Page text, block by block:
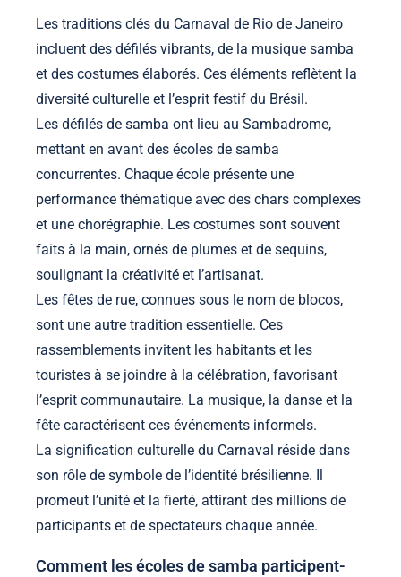
Les traditions clés du Carnaval de Rio de Janeiro
incluent des défilés vibrants, de la musique samba
et des costumes élaborés. Ces éléments reflètent la
diversité culturelle et l’esprit festif du Brésil.
Les défilés de samba ont lieu au Sambadrome,
mettant en avant des écoles de samba
concurrentes. Chaque école présente une
performance thématique avec des chars complexes
et une chorégraphie. Les costumes sont souvent
faits à la main, ornés de plumes et de sequins,
soulignant la créativité et l’artisanat.
Les fêtes de rue, connues sous le nom de blocos,
sont une autre tradition essentielle. Ces
rassemblements invitent les habitants et les
touristes à se joindre à la célébration, favorisant
l’esprit communautaire. La musique, la danse et la
fête caractérisent ces événements informels.
La signification culturelle du Carnaval réside dans
son rôle de symbole de l’identité brésilienne. Il
promeut l’unité et la fierté, attirant des millions de
participants et de spectateurs chaque année.
Comment les écoles de samba participent-